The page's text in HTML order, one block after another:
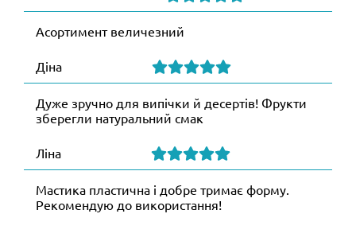
Асортимент величезний
Діна
Дуже зручно для випічки й десертів! Фрукти
зберегли натуральний смак
Ліна
Мастика пластична і добре тримає форму.
Рекомендую до використання!